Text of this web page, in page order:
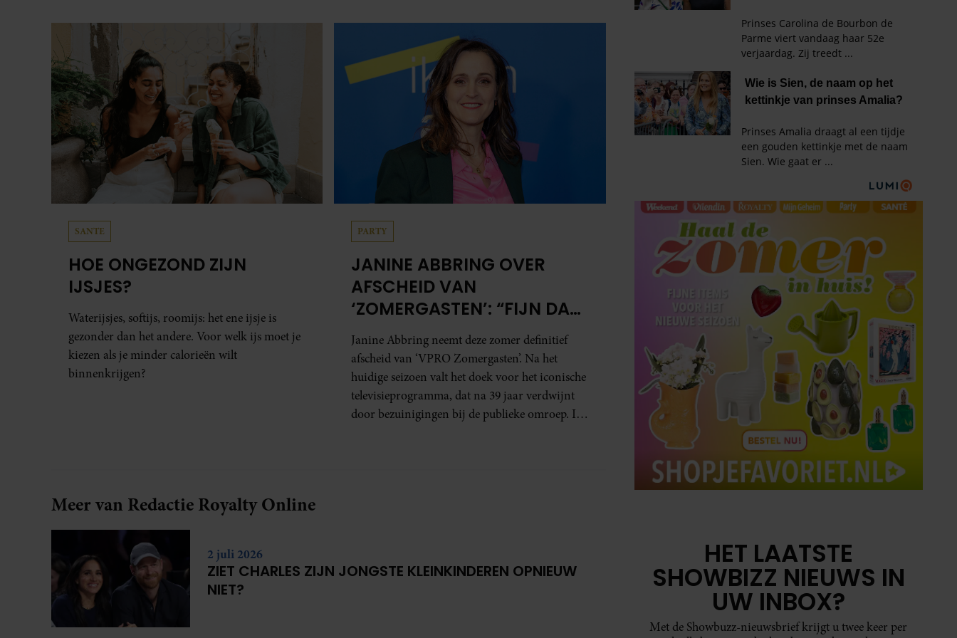
SANTE
HOE ONGEZOND ZIJN
IJSJES?
Waterijsjes, softijs, roomijs: het ene ijsje is
gezonder dan het andere. Voor welk ijs moet je
kiezen als je minder calorieën wilt
binnenkrijgen?
PARTY
JANINE ABBRING OVER
AFSCHEID VAN
‘ZOMERGASTEN’: “FIJN DAT
IK HET LICHT MAG
UITDOEN”
Janine Abbring neemt deze zomer definitief
afscheid van ‘VPRO Zomergasten’. Na het
huidige seizoen valt het doek voor het iconische
televisieprogramma, dat na 39 jaar verdwijnt
door bezuinigingen bij de publieke omroep. In
Meer van Redactie Royalty Online
2 juli 2026
ZIET CHARLES ZIJN JONGSTE KLEINKINDEREN OPNIEUW
NIET?
HET LAATSTE
SHOWBIZZ NIEUWS IN
UW INBOX?
Met de Showbuzz-nieuwsbrief krijgt u twee keer per